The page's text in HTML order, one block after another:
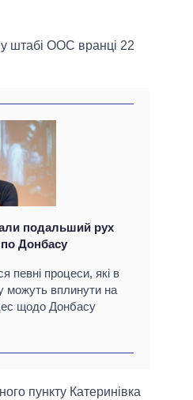
штабі ООС вранці 22
подальший рух
Донбасу
певні процеси, які в
можуть вплинути на
щодо Донбасу
пункту Катеринівка